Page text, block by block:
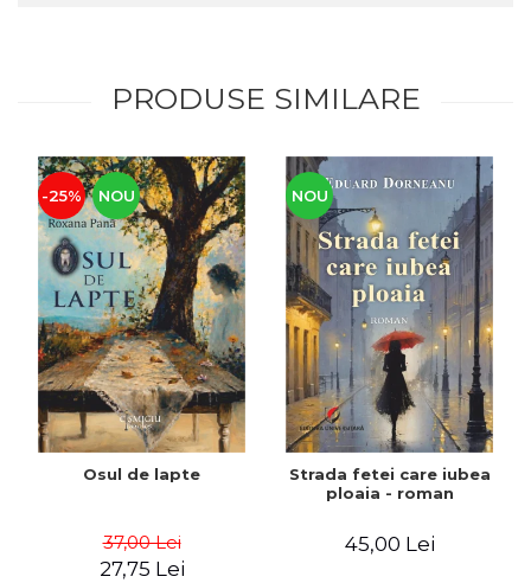
PRODUSE SIMILARE
-25% NOU
Osul de lapte
37,00 Lei
27,75 Lei
NOU
Strada fetei care iubea
ploaia - roman
45,00 Lei